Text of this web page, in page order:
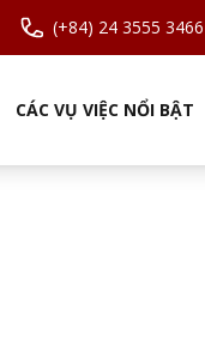
(+84) 24 3555 3466
CÁC VỤ VIỆC NỔI BẬT